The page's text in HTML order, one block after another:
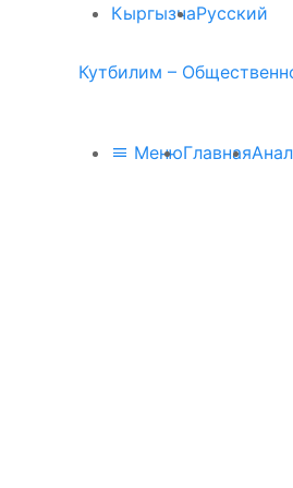
КыргызчаРусский
Кутбилим –
МенюГлавная